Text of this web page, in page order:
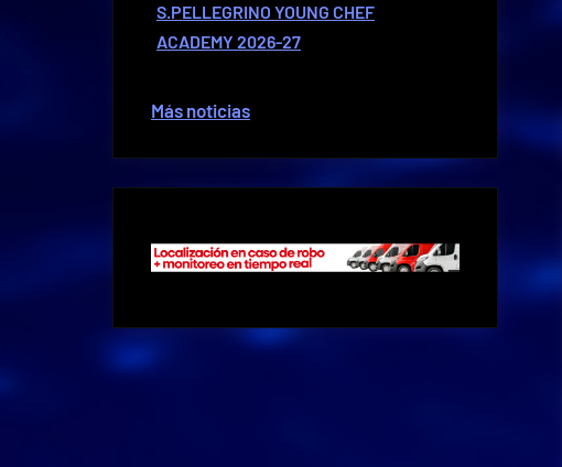
S.PELLEGRINO YOUNG CHEF
ACADEMY 2026-27
Más noticias